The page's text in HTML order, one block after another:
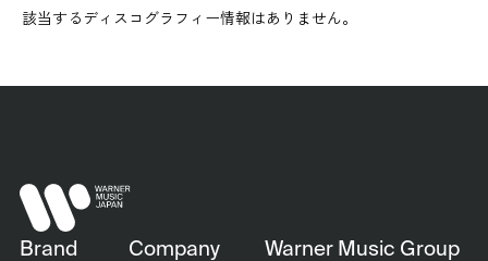
該当するディスコグラフィー情報はありません。
Brand Company Warner Music Group